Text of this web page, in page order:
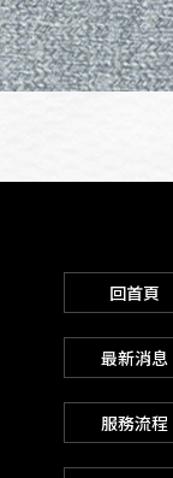
回首頁
最新消息
服務流程